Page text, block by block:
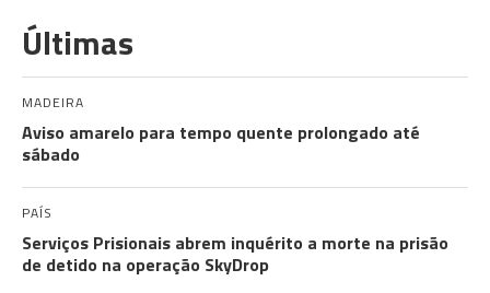
Últimas
MADEIRA
Aviso amarelo para tempo quente prolongado até
sábado
PAÍS
Serviços Prisionais abrem inquérito a morte na prisão
de detido na operação SkyDrop